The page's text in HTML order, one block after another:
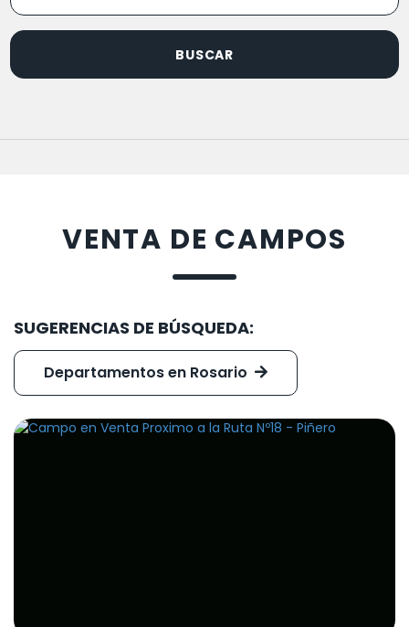
BUSCAR
VENTA DE CAMPOS
SUGERENCIAS DE BÚSQUEDA:
Departamentos en Rosario